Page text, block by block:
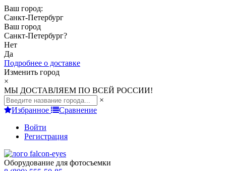
Ваш город:
Санкт-Петербург
Ваш город
Санкт-Петербург?
Нет
Да
Подробнее о доставке
Изменить город
×
МЫ ДОСТАВЛЯЕМ ПО ВСЕЙ РОССИИ!
×
Избранное
Сравнение
Войти
Регистрация
Оборудование для фотосъемки